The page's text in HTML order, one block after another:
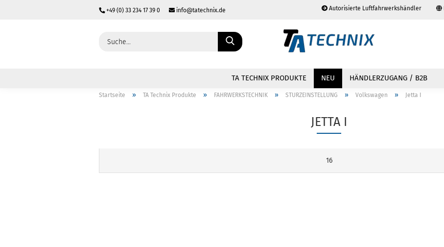
+49 (0) 33 234 17 39 0 info@tatechnix.de Autorisierte Luftfahrwerkshändler
Sprache auswählen
TA TECHNIX PRODUKTE NEU HÄNDLERZUGANG / B2B
Startseite » TA Technix Produkte » FAHRWERKSTECHNIK » STURZEINSTELLUNG » Volkswagen » Jetta I
JETTA I
16